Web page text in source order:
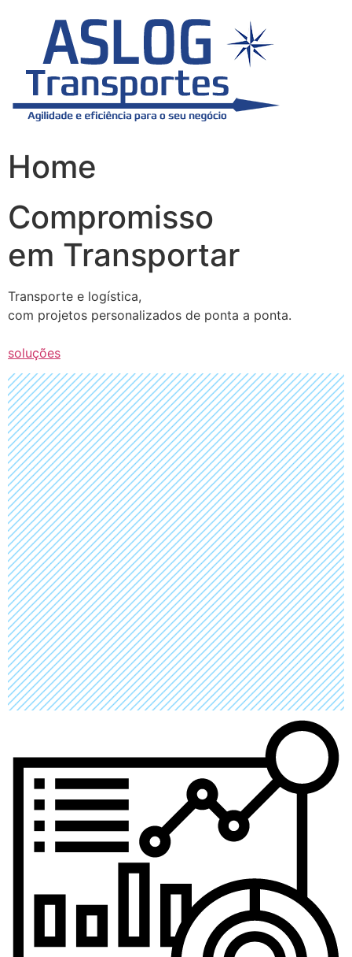
Home
Compromisso
em Transportar
Transporte e logística,
com projetos personalizados de ponta a ponta.
soluções